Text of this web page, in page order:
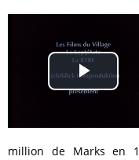
Play
million de Marks en